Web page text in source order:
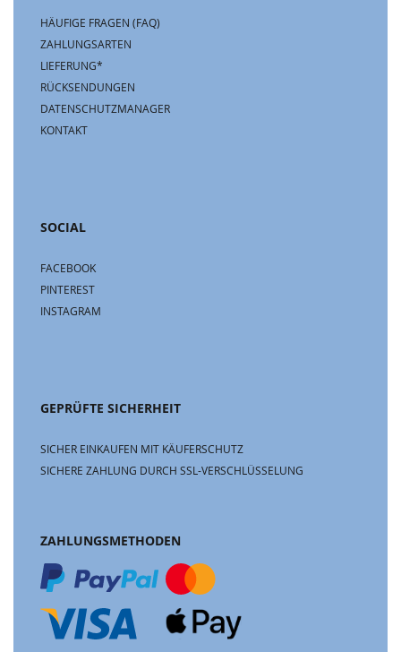
HÄUFIGE FRAGEN (FAQ)
ZAHLUNGSARTEN
LIEFERUNG*
RÜCKSENDUNGEN
DATENSCHUTZMANAGER
KONTAKT
SOCIAL
FACEBOOK
PINTEREST
INSTAGRAM
GEPRÜFTE SICHERHEIT
SICHER EINKAUFEN MIT KÄUFERSCHUTZ
SICHERE ZAHLUNG DURCH SSL-VERSCHLÜSSELUNG
ZAHLUNGSMETHODEN